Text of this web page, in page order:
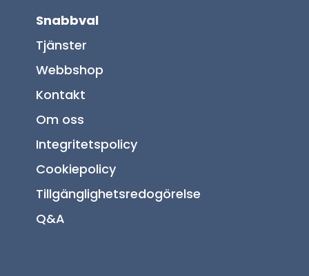
Snabbval
Tjänster
Webbshop
Kontakt
Om oss
Integritetspolicy
Cookiepolicy
Tillgänglighetsredogörelse
Q&A